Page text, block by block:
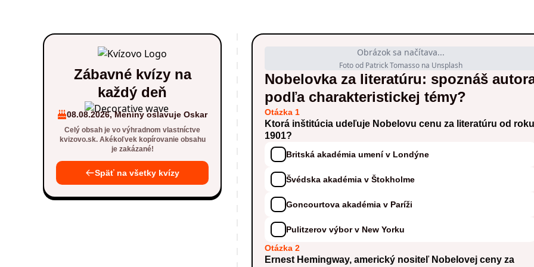
Zábavné kvízy na
každý deň
08.08.2026, Meniny oslavuje Oskar
Celý obsah je vo výhradnom vlastníctve
kvizovo.sk. Akékoľvek kopírovanie obsahu
je zakázané!
Späť na všetky kvízy
Obrázok sa načítava...
Foto od Patrick Tomasso na Unsplash
Nobelovka za literatúru: spoznáš
podľa charakteristickej témy?
Otázka 1
Ktorá inštitúcia udeľuje Nobelovu cenu za literatúru od roku
1901?
Britská akadémia umení v Londýne
Švédska akadémia v Štokholme
Goncourtova akadémia v Paríži
Pulitzerov výbor v New Yorku
Otázka 2
Ernest Hemingway, americký nositeľ Nobelovej ceny za